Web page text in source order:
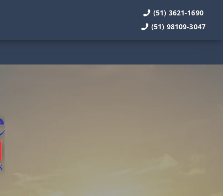
(51) 3621-1690
(51) 98109-3047